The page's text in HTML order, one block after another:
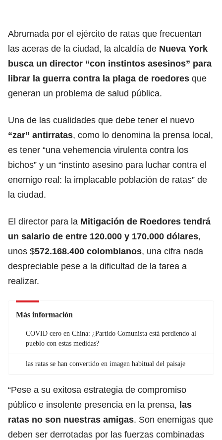
Abrumada por el ejército de ratas que frecuentan
las aceras de la ciudad, la alcaldía de Nueva York
busca un director “con instintos asesinos” para
librar la guerra contra la plaga de roedores que
generan un problema de salud pública.
Una de las cualidades que debe tener el nuevo
“zar” antirratas, como lo denomina la prensa local,
es tener “una vehemencia virulenta contra los
bichos” y un “instinto asesino para luchar contra el
enemigo real: la implacable población de ratas” de
la ciudad.
El director para la Mitigación de Roedores tendrá
un salario de entre 120.000 y 170.000 dólares,
unos $572.168.400 colombianos, una cifra nada
despreciable pese a la dificultad de la tarea a
realizar.
Más información
COVID cero en China: ¿Partido Comunista está perdiendo al
pueblo con estas medidas?
las ratas se han convertido en imagen habitual del paisaje
“Pese a su exitosa estrategia de compromiso
público e insolente presencia en la prensa, las
ratas no son nuestras amigas. Son enemigas que
deben ser derrotadas por las fuerzas combinadas